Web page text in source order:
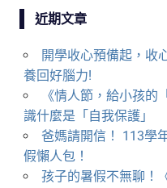
近期文章
開學收心預備起，收
養回好腦力!
《情人節，給小孩的
識什麼是「自我保護」
爸媽請開信！ 113學
假懶人包！
孩子的暑假不無聊！